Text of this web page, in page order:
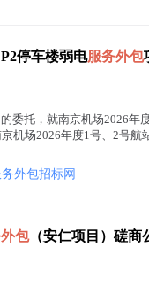
停车楼弱电服务外包
委托，就南京机场2026年
机场2026年度1号、2号航
务外包招标网
包（安仁项目）磋商